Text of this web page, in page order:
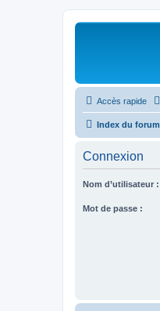
Accès rapide
Index du forum
Connexion
Nom d’utilisateur :
Mot de passe :